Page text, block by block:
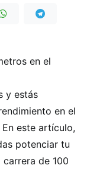
en el
y estás
en el
este artículo,
potenciar tu
de 100